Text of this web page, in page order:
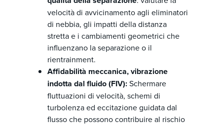
velocità di avvicinamento agli eliminatori
di nebbia, gli impatti della distanza
stretta e i cambiamenti geometrici che
influenzano la separazione o il
rientrainment.
Affidabilità meccanica, vibrazione
indotta dal fluido (FIV):Schermare
fluttuazioni di velocità, schemi di
turbolenza ed eccitazione guidata dal
flusso che possono contribuire al rischio